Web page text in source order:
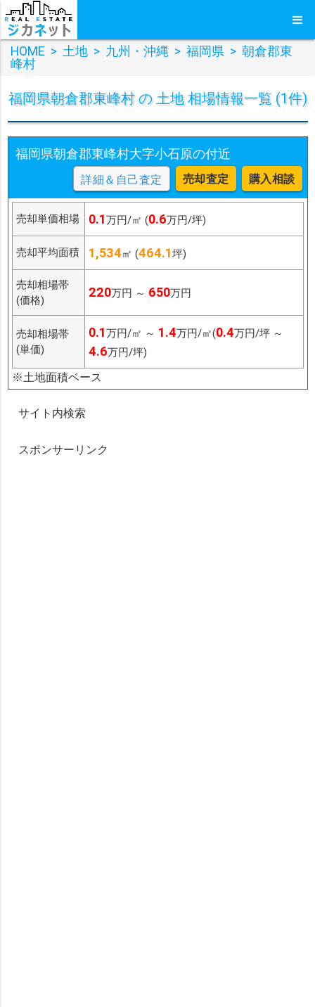
HOME > 土地 > 九州・沖縄 > 福岡県 > 朝倉郡東
峰村
福岡県朝倉郡東峰村 の 土地 相場情報一覧 (1件)
福岡県朝倉郡東峰村大字小石原の付近
詳細＆自己査定 売却査定 購入相談
売却単価相場 0.1万円/㎡ (0.6万円/坪)
売却平均面積 1,534㎡ (464.1坪)
売却相場帯
(価格)
220万円 ～ 650万円
売却相場帯
(単価)
0.1万円/㎡ ～ 1.4万円/㎡(0.4万円/坪 ～
4.6万円/坪)
※土地面積ベース
サイト内検索
スポンサーリンク